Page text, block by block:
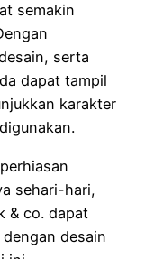
semakin
serta
dapat tampil
karakter
sehari-hari,
& co. dapat
desain